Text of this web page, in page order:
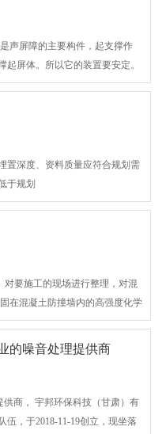
障的主要构件，起支撑作
屏体。所以它的装置要安定。
度、资料质量应符合规划需
于规划
施工的现场进行整理，对混
在混凝土防撞墙内的高强度化学
纳防腐蚀措施。
的噪音处理提供商
商， 宇邦环保科技（甘肃）有
伍，于2018-11-19创立，现坐落